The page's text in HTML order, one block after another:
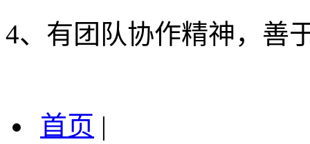
4、有团队协作精神，善
首页 |